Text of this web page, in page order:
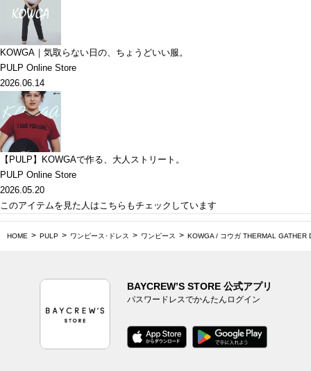
KOWGA｜気取らない日の、ちょうどいい服。
PULP Online Store
2026.06.14
【PULP】KOWGAで作る、大人ストリート。
PULP Online Store
2026.05.20
このアイテムを見た人はこちらもチェックしています
HOME PULP ワンピース･ドレス ワンピース KOWGA / コウガ THERMAL GATHER
BAYCREW’S STORE 公式アプリ
パスワードレスでかんたんログイン